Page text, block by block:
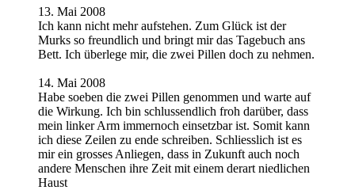
13. Mai 2008
Ich kann nicht mehr aufstehen. Zum Glück ist der
Murks so freundlich und bringt mir das Tagebuch ans
Bett. Ich überlege mir, die zwei Pillen doch zu nehmen.
14. Mai 2008
Habe soeben die zwei Pillen genommen und warte auf
die Wirkung. Ich bin schlussendlich froh darüber, dass
mein linker Arm immernoch einsetzbar ist. Somit kann
ich diese Zeilen zu ende schreiben. Schliesslich ist es
mir ein grosses Anliegen, dass in Zukunft auch noch
andere Menschen ihre Zeit mit einem derart niedlichen
Haust